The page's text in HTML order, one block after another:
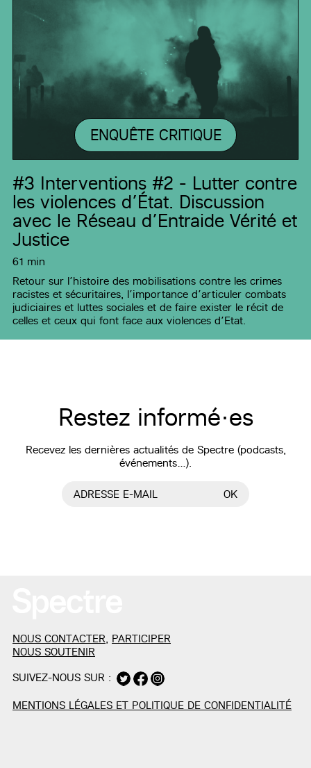
ENQUÊTE CRITIQUE
#3 Interventions #2 - Lutter contre
les violences d’État. Discussion
avec le Réseau d’Entraide Vérité et
Justice
61 min
Retour sur l’histoire des mobilisations contre les crimes
racistes et sécuritaires, l’importance d’articuler combats
judiciaires et luttes sociales et de faire exister le récit de
celles et ceux qui font face aux violences d’Etat.
Restez informé·es
Recevez les dernières actualités de Spectre (podcasts,
événements…).
ADRESSE E-MAIL OK
NOUS CONTACTER, PARTICIPER
NOUS SOUTENIR
SUIVEZ-NOUS SUR :
MENTIONS LÉGALES ET POLITIQUE DE CONFIDENTIALITÉ